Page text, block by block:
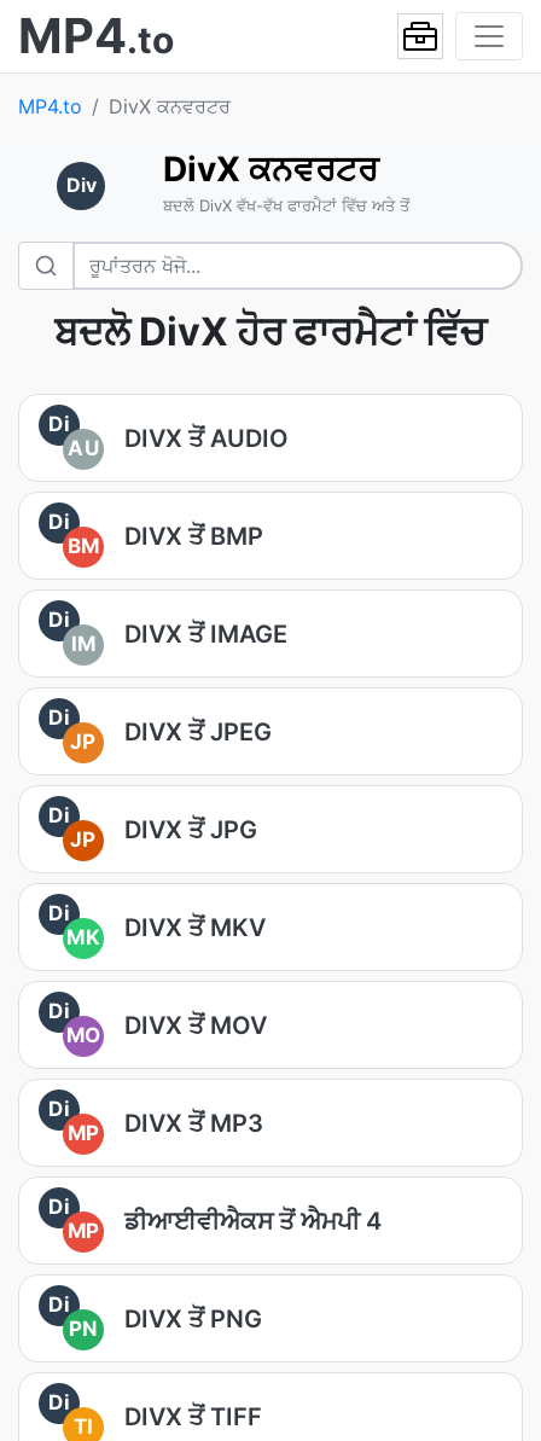
MP4.to
MP4.to DivX ਕਨਵਰਟਰ
Div DivX ਕਨਵਰਟਰ
ਬਦਲੋ DivX ਵੱਖ-ਵੱਖ ਫਾਰਮੈਟਾਂ ਵਿੱਚ ਅਤੇ ਤੋਂ
ਬਦਲੋ DivX ਹੋਰ ਫਾਰਮੈਟਾਂ ਵਿੱਚ
Di
AU
DIVX ਤੋਂ AUDIO
Di
BM
DIVX ਤੋਂ BMP
Di
IM
DIVX ਤੋਂ IMAGE
Di
JP
DIVX ਤੋਂ JPEG
Di
JP
DIVX ਤੋਂ JPG
Di
MK
DIVX ਤੋਂ MKV
Di
MO
DIVX ਤੋਂ MOV
Di
MP
DIVX ਤੋਂ MP3
Di
MP
ਡੀਆਈਵੀਐਕਸ ਤੋਂ ਐਮਪੀ 4
Di
PN
DIVX ਤੋਂ PNG
Di
TI
DIVX ਤੋਂ TIFF